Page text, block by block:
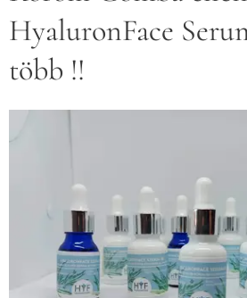
HyaluronFace
több !!